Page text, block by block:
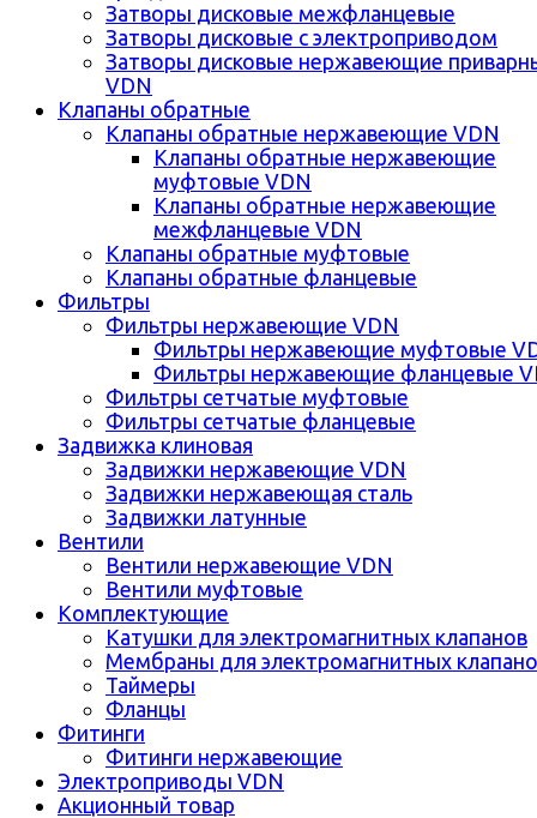
Затворы дисковые межфланцевые
Затворы дисковые с электроприводом
Затворы дисковые нержавеющие
VDN
Клапаны обратные
Клапаны обратные нержавеющие VDN
Клапаны обратные нержавеющие
муфтовые VDN
Клапаны обратные нержавеющие
межфланцевые VDN
Клапаны обратные муфтовые
Клапаны обратные фланцевые
Фильтры
Фильтры нержавеющие VDN
Фильтры нержавеющие муфтовые
Фильтры нержавеющие фланцевые
Фильтры сетчатые муфтовые
Фильтры сетчатые фланцевые
Задвижка клиновая
Задвижки нержавеющие VDN
Задвижки нержавеющая сталь
Задвижки латунные
Вентили
Вентили нержавеющие VDN
Вентили муфтовые
Комплектующие
Катушки для электромагнитных клапанов
Мембраны для электромагнитных
Таймеры
Фланцы
Фитинги
Фитинги нержавеющие
Электроприводы VDN
Акционный товар